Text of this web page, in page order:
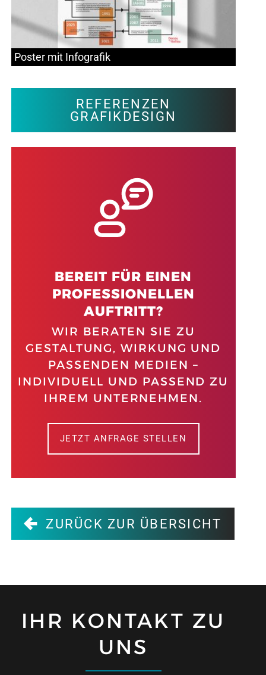
Poster mit Infografik
REFERENZEN
GRAFIKDESIGN
BEREIT FÜR EINEN
PROFESSIONELLEN
AUFTRITT?
WIR BERATEN SIE ZU
GESTALTUNG, WIRKUNG UND
PASSENDEN MEDIEN –
INDIVIDUELL UND PASSEND ZU
IHREM UNTERNEHMEN.
JETZT ANFRAGE STELLEN
ZURÜCK ZUR ÜBERSICHT
IHR KONTAKT ZU
UNS